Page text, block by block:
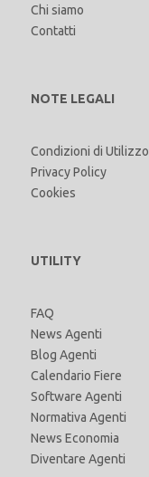
Chi siamo
Contatti
NOTE LEGALI
Condizioni di Utilizzo
Privacy Policy
Cookies
UTILITY
FAQ
News Agenti
Blog Agenti
Calendario Fiere
Software Agenti
Normativa Agenti
News Economia
Diventare Agenti